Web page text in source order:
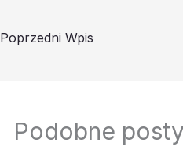
Poprzedni Wpis
Podobne